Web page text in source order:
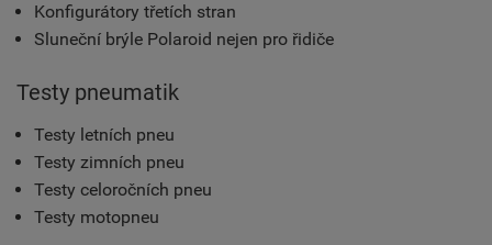
Konfigurátory třetích stran
Sluneční brýle Polaroid nejen pro řidiče
Testy pneumatik
Testy letních pneu
Testy zimních pneu
Testy celoročních pneu
Testy motopneu